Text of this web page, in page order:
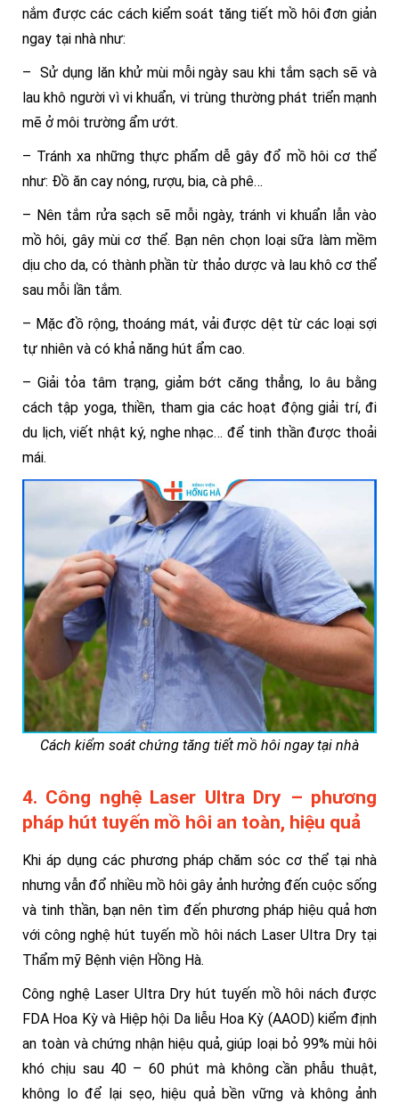
nắm được các cách kiểm soát tăng tiết mồ hôi đơn giản
ngay tại nhà như:
– Sử dụng lăn khử mùi mỗi ngày sau khi tắm sạch sẽ và
lau khô người vì vi khuẩn, vi trùng thường phát triển mạnh
mẽ ở môi trường ẩm ướt.
– Tránh xa những thực phẩm dễ gây đổ mồ hôi cơ thể
như: Đồ ăn cay nóng, rượu, bia, cà phê…
– Nên tắm rửa sạch sẽ mỗi ngày, tránh vi khuẩn lẫn vào
mồ hôi, gây mùi cơ thể. Bạn nên chọn loại sữa làm mềm
dịu cho da, có thành phần từ thảo dược và lau khô cơ thể
sau mỗi lần tắm.
– Mặc đồ rộng, thoáng mát, vải được dệt từ các loại sợi
tự nhiên và có khả năng hút ẩm cao.
– Giải tỏa tâm trạng, giảm bớt căng thẳng, lo âu bằng
cách tập yoga, thiền, tham gia các hoạt động giải trí, đi
du lịch, viết nhật ký, nghe nhạc… để tinh thần được thoải
mái.
Cách kiểm soát chứng tăng tiết mồ hôi ngay tại nhà
4. Công nghệ Laser Ultra Dry – phương
pháp hút tuyến mồ hôi an toàn, hiệu quả
Khi áp dụng các phương pháp chăm sóc cơ thể tại nhà
nhưng vẫn đổ nhiều mồ hôi gây ảnh hưởng đến cuộc sống
và tinh thần, bạn nên tìm đến phương pháp hiệu quả hơn
với công nghệ hút tuyến mồ hôi nách Laser Ultra Dry tại
Thẩm mỹ Bệnh viện Hồng Hà.
Công nghệ Laser Ultra Dry hút tuyến mồ hôi nách được
FDA Hoa Kỳ và Hiệp hội Da liễu Hoa Kỳ (AAOD) kiểm định
an toàn và chứng nhận hiệu quả, giúp loại bỏ 99% mùi hôi
khó chịu sau 40 – 60 phút mà không cần phẫu thuật,
không lo để lại sẹo, hiệu quả bền vững và không ảnh